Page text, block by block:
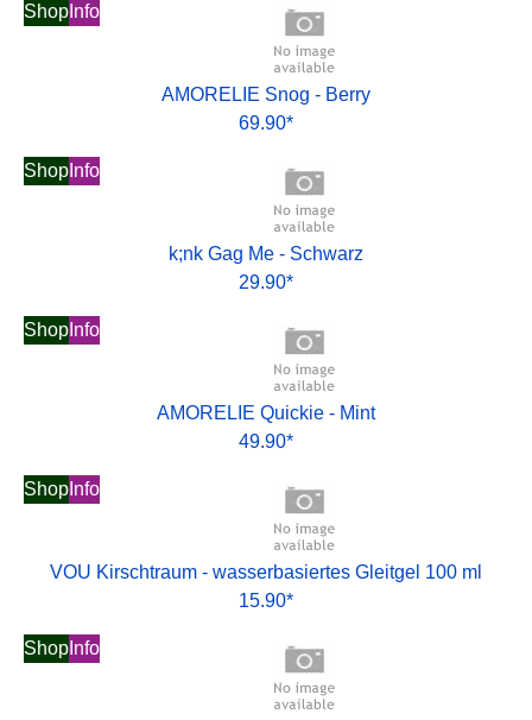
Shop Info
AMORELIE Snog - Berry
69.90*
Shop Info
k;nk Gag Me - Schwarz
29.90*
Shop Info
AMORELIE Quickie - Mint
49.90*
Shop Info
VOU Kirschtraum - wasserbasiertes Gleitgel 100 ml
15.90*
Shop Info